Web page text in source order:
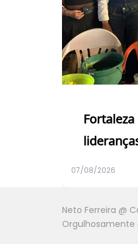
07/08/2026
Neto Ferreira @
Orgulhosamente